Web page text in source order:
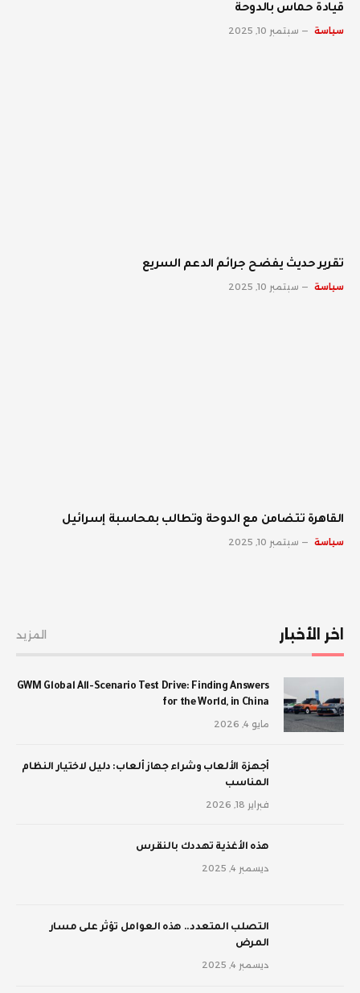
قيادة حماس بالدوحة
سياسة سبتمبر 10, 2025
تقرير حديث يفضح جرائم الدعم السريع
سياسة سبتمبر 10, 2025
القاهرة تتضامن مع الدوحة وتطالب بمحاسبة إسرائيل
سياسة سبتمبر 10, 2025
اخر الأخبار المزيد
GWM Global All-Scenario Test Drive: Finding Answers
for the World, in China
مايو 4, 2026
أجهزة الألعاب وشراء جهاز ألعاب: دليل لاختيار النظام
المناسب
فبراير 18, 2026
‫هذه الأغذية تهددك بالنقرس
ديسمبر 4, 2025
‫التصلب المتعدد.. هذه العوامل تؤثر على مسار
المرض
ديسمبر 4, 2025